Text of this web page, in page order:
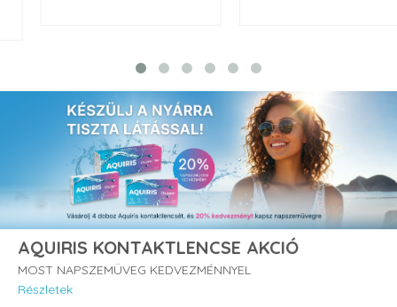
AQUIRIS KONTAKTLENCSE AKCIÓ
MOST NAPSZEMÜVEG KEDVEZMÉNNYEL
Részletek